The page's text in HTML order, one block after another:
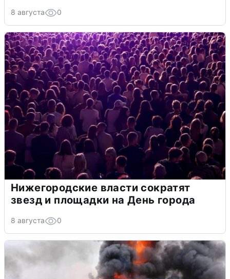
8 августа 0
Нижегородские власти сократят
звезд и площадки на День города
8 августа 0